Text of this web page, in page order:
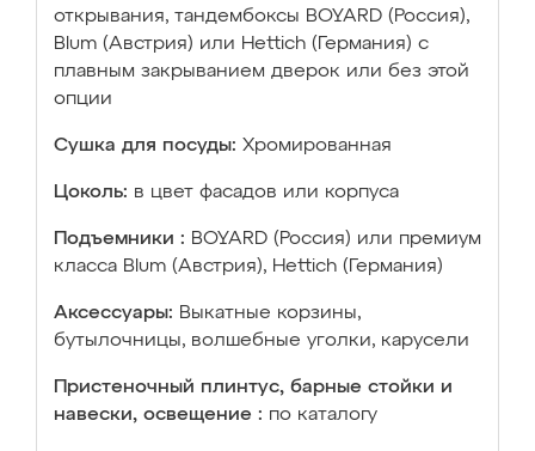
открывания, тандембоксы BOYARD (Россия),
Blum (Австрия) или Hettich (Германия) с
плавным закрыванием дверок или без этой
опции
Сушка для посуды: Хромированная
Цоколь: в цвет фасадов или корпуса
Подъемники : BOYARD (Россия) или премиум
класса Blum (Австрия), Hettich (Германия)
Аксессуары: Выкатные корзины,
бутылочницы, волшебные уголки, карусели
Пристеночный плинтус, барные стойки и
навески, освещение : по каталогу